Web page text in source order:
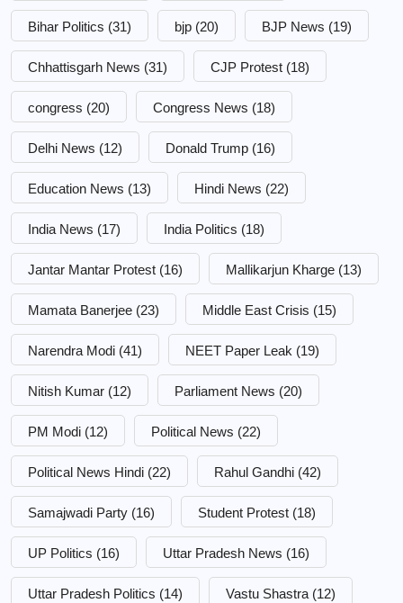
Bihar Politics (31) bjp (20) BJP News (19)
Chhattisgarh News (31) CJP Protest (18)
congress (20) Congress News (18)
Delhi News (12) Donald Trump (16)
Education News (13) Hindi News (22)
India News (17) India Politics (18)
Jantar Mantar Protest (16) Mallikarjun Kharge (13)
Mamata Banerjee (23) Middle East Crisis (15)
Narendra Modi (41) NEET Paper Leak (19)
Nitish Kumar (12) Parliament News (20)
PM Modi (12) Political News (22)
Political News Hindi (22) Rahul Gandhi (42)
Samajwadi Party (16) Student Protest (18)
UP Politics (16) Uttar Pradesh News (16)
Uttar Pradesh Politics (14) Vastu Shastra (12)